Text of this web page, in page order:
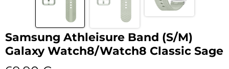
Samsung Athleisure Band (S/M)
Galaxy Watch8/Watch8 Classic Sage